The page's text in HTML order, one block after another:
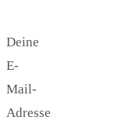
Deine
E-
Mail-
Adresse